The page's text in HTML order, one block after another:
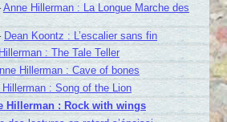
Anne Hillerman : La Longue Marche des
Dean Koontz : L’escalier sans fin
: The Tale Teller
Hillerman : Cave of bones
Hillerman : Song of the Lion
Hillerman : Rock with wings